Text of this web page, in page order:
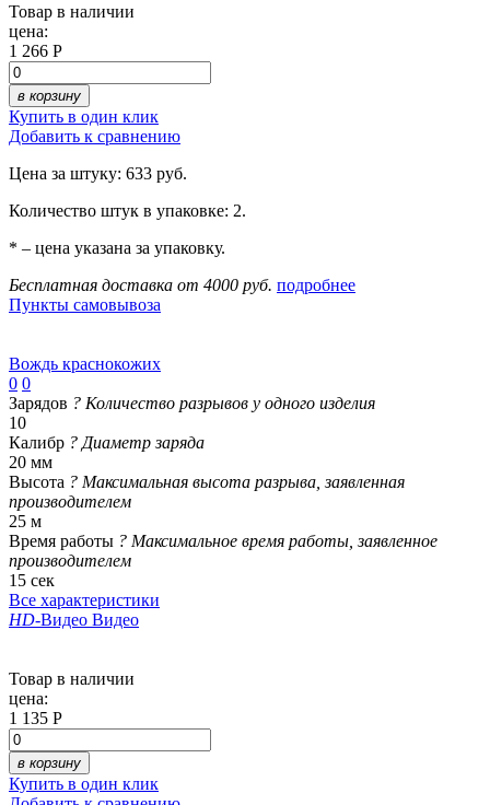
Товар в наличии
цена:
1 266 Р
в корзину
Купить в один клик
Добавить к сравнению
Цена за штуку: 633 руб.
Количество штук в упаковке: 2.
* – цена указана за упаковку.
Бесплатная доставка от 4000 руб. подробнее
Пункты самовывоза
Вождь краснокожих
0 0
Зарядов ? Количество разрывов у одного изделия
10
Калибр ? Диаметр заряда
20 мм
Высота ? Максимальная высота разрыва, заявленная
производителем
25 м
Время работы ? Максимальное время работы, заявленное
производителем
15 сек
Все характеристики
HD-Видео Видео
Товар в наличии
цена:
1 135 Р
в корзину
Купить в один клик